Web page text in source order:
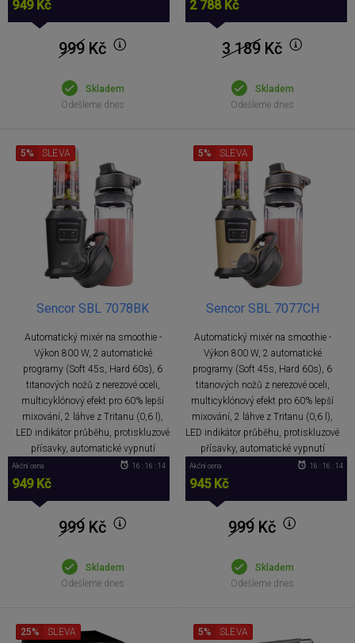
949 Kč
999 Kč
Skladem
Odešleme dnes
2 788 Kč
3 189 Kč
Skladem
Odešleme dnes
Sencor SBL 7078BK
Automatický mixér na smoothie -
Výkon 800 W, 2 automatické
programy (Soft 45s, Hard 60s), 6
titanových nožů z nerezové oceli,
multicyklónový efekt pro 60% lepší
mixování, 2 láhve z Tritanu (0,6 l),
LED indikátor průběhu, protiskluzové
přísavky, automatické vypnutí
5% SLEVA
Akční cena
949 Kč
16 : 16 : 13
999 Kč
Skladem
Odešleme dnes
Sencor SBL 7077CH
Automatický mixér na smoothie -
Výkon 800 W, 2 automatické
programy (Soft 45s, Hard 60s), 6
titanových nožů z nerezové oceli,
multicyklónový efekt pro 60% lepší
mixování, 2 láhve z Tritanu (0,6 l),
LED indikátor průběhu, protiskluzové
přísavky, automatické vypnutí
5% SLEVA
Akční cena
945 Kč
16 : 16 : 13
999 Kč
Skladem
Odešleme dnes
25% SLEVA 5% SLEVA